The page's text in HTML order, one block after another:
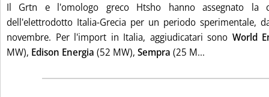
Il Grtn e l'omologo greco Htsho hanno assegnato la
dell'elettrodotto Italia-Grecia per un periodo sperimentale,
novembre. Per l'import in Italia, aggiudicatari sono World
MW), Edison Energia (52 MW), Sempra (25 M...